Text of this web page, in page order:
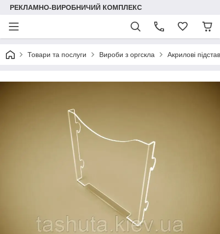
РЕКЛАМНО-ВИРОБНИЧИЙ КОМПЛЕКС
Товари та послуги Вироби з оргскла Акрилові